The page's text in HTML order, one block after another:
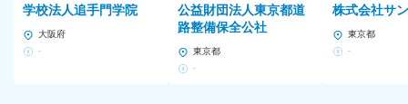
【 こんな方にピッタリです】
・ICTや企画に関わる業務に興味がある方
・将来性のある高いスキルを手に入れたい方
・人との関わりを大切にできる方
学校法人追手門学院
大阪府
-
公益財団法人東京都道
路整備保全公社
東京都
-
株式会社サ
東京都
-